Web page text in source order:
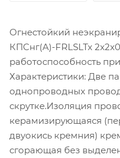
Огнестойкий
КПСнг(А)-FRLSLTx
работоспособность
Характеристики: Две
однопроводных
скрутке.Изоляция
керамизирующаяся
двуокись кремния)
сгорающая без